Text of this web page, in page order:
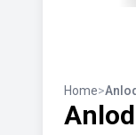
Home>